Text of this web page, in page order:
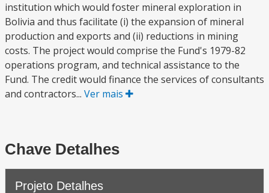
institution which would foster mineral exploration in
Bolivia and thus facilitate (i) the expansion of mineral
production and exports and (ii) reductions in mining
costs. The project would comprise the Fund's 1979-82
operations program, and technical assistance to the
Fund. The credit would finance the services of consultants
and contractors... Ver mais
Chave Detalhes
Projeto Detalhes